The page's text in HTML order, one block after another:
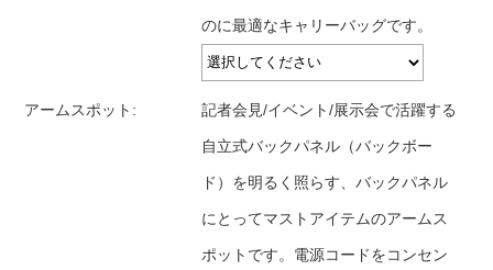
のに最適なキャリーバッグです。
アームスポット: 記者会見/イベント/展示会で活躍する
自立式バックパネル（バックボー
ド）を明るく照らす、バックパネル
にとってマストアイテムのアームス
ポットです。電源コードをコンセン